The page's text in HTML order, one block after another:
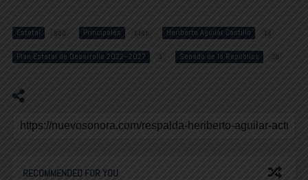
Estatal 800 Principales 1485 Heriberto Aguilar Castillo 14
Plan Estatal de Desarrollo 2022–2027 1 Senado de la República 20
RECOMMENDED FOR YOU